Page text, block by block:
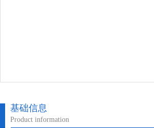
基础信息
Product information